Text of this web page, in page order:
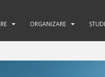
ORGANIZARE